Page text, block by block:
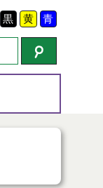
黒 黄 青